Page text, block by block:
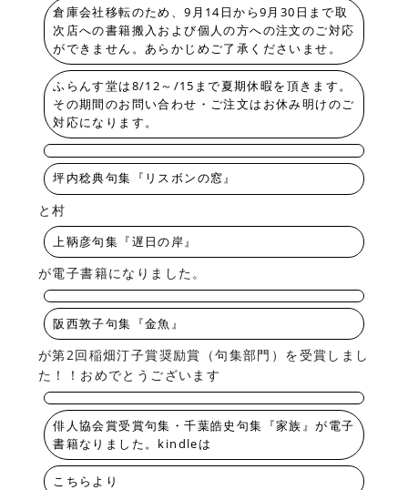
倉庫会社移転のため、9月14日から9月30日まで取
次店への書籍搬入および個人の方への注文のご対応
ができません。あらかじめご了承くださいませ。
ふらんす堂は8/12～/15まで夏期休暇を頂きます。
その期間のお問い合わせ・ご注文はお休み明けのご
対応になります。
坪内稔典句集『リスボンの窓』
と村
上鞆彦句集『遅日の岸』
が電子書籍になりました。
阪西敦子句集『金魚』
が第2回稲畑汀子賞奨励賞（句集部門）を受賞しまし
た！！おめでとうございます
俳人協会賞受賞句集・千葉皓史句集『家族』が電子
書籍なりました。kindleは
こちらより